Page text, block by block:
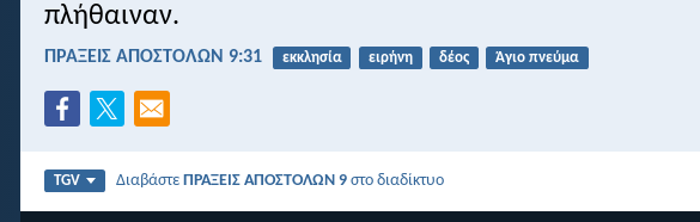
πλήθαιναν.
ΠΡΑΞΕΙΣ ΑΠΟΣΤΟΛΩΝ 9:31 εκκλησία ειρήνη δέος Άγιο πνεύμα
TGV ΔιαβάστεΠΡΑΞΕΙΣ ΑΠΟΣΤΟΛΩΝ 9 στο διαδίκτυο